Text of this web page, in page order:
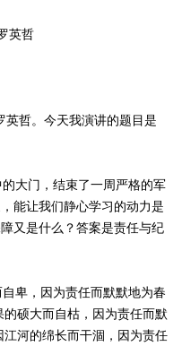
英哲
哲。今天我演讲的题目是
大门，结束了一周严格的军
能让我们静心学习的动力是
又是什么？答案是责任与纪
卑，因为责任而默默地为春
硕大而自枯，因为责任而默
河的绵长而干涸，因为责任